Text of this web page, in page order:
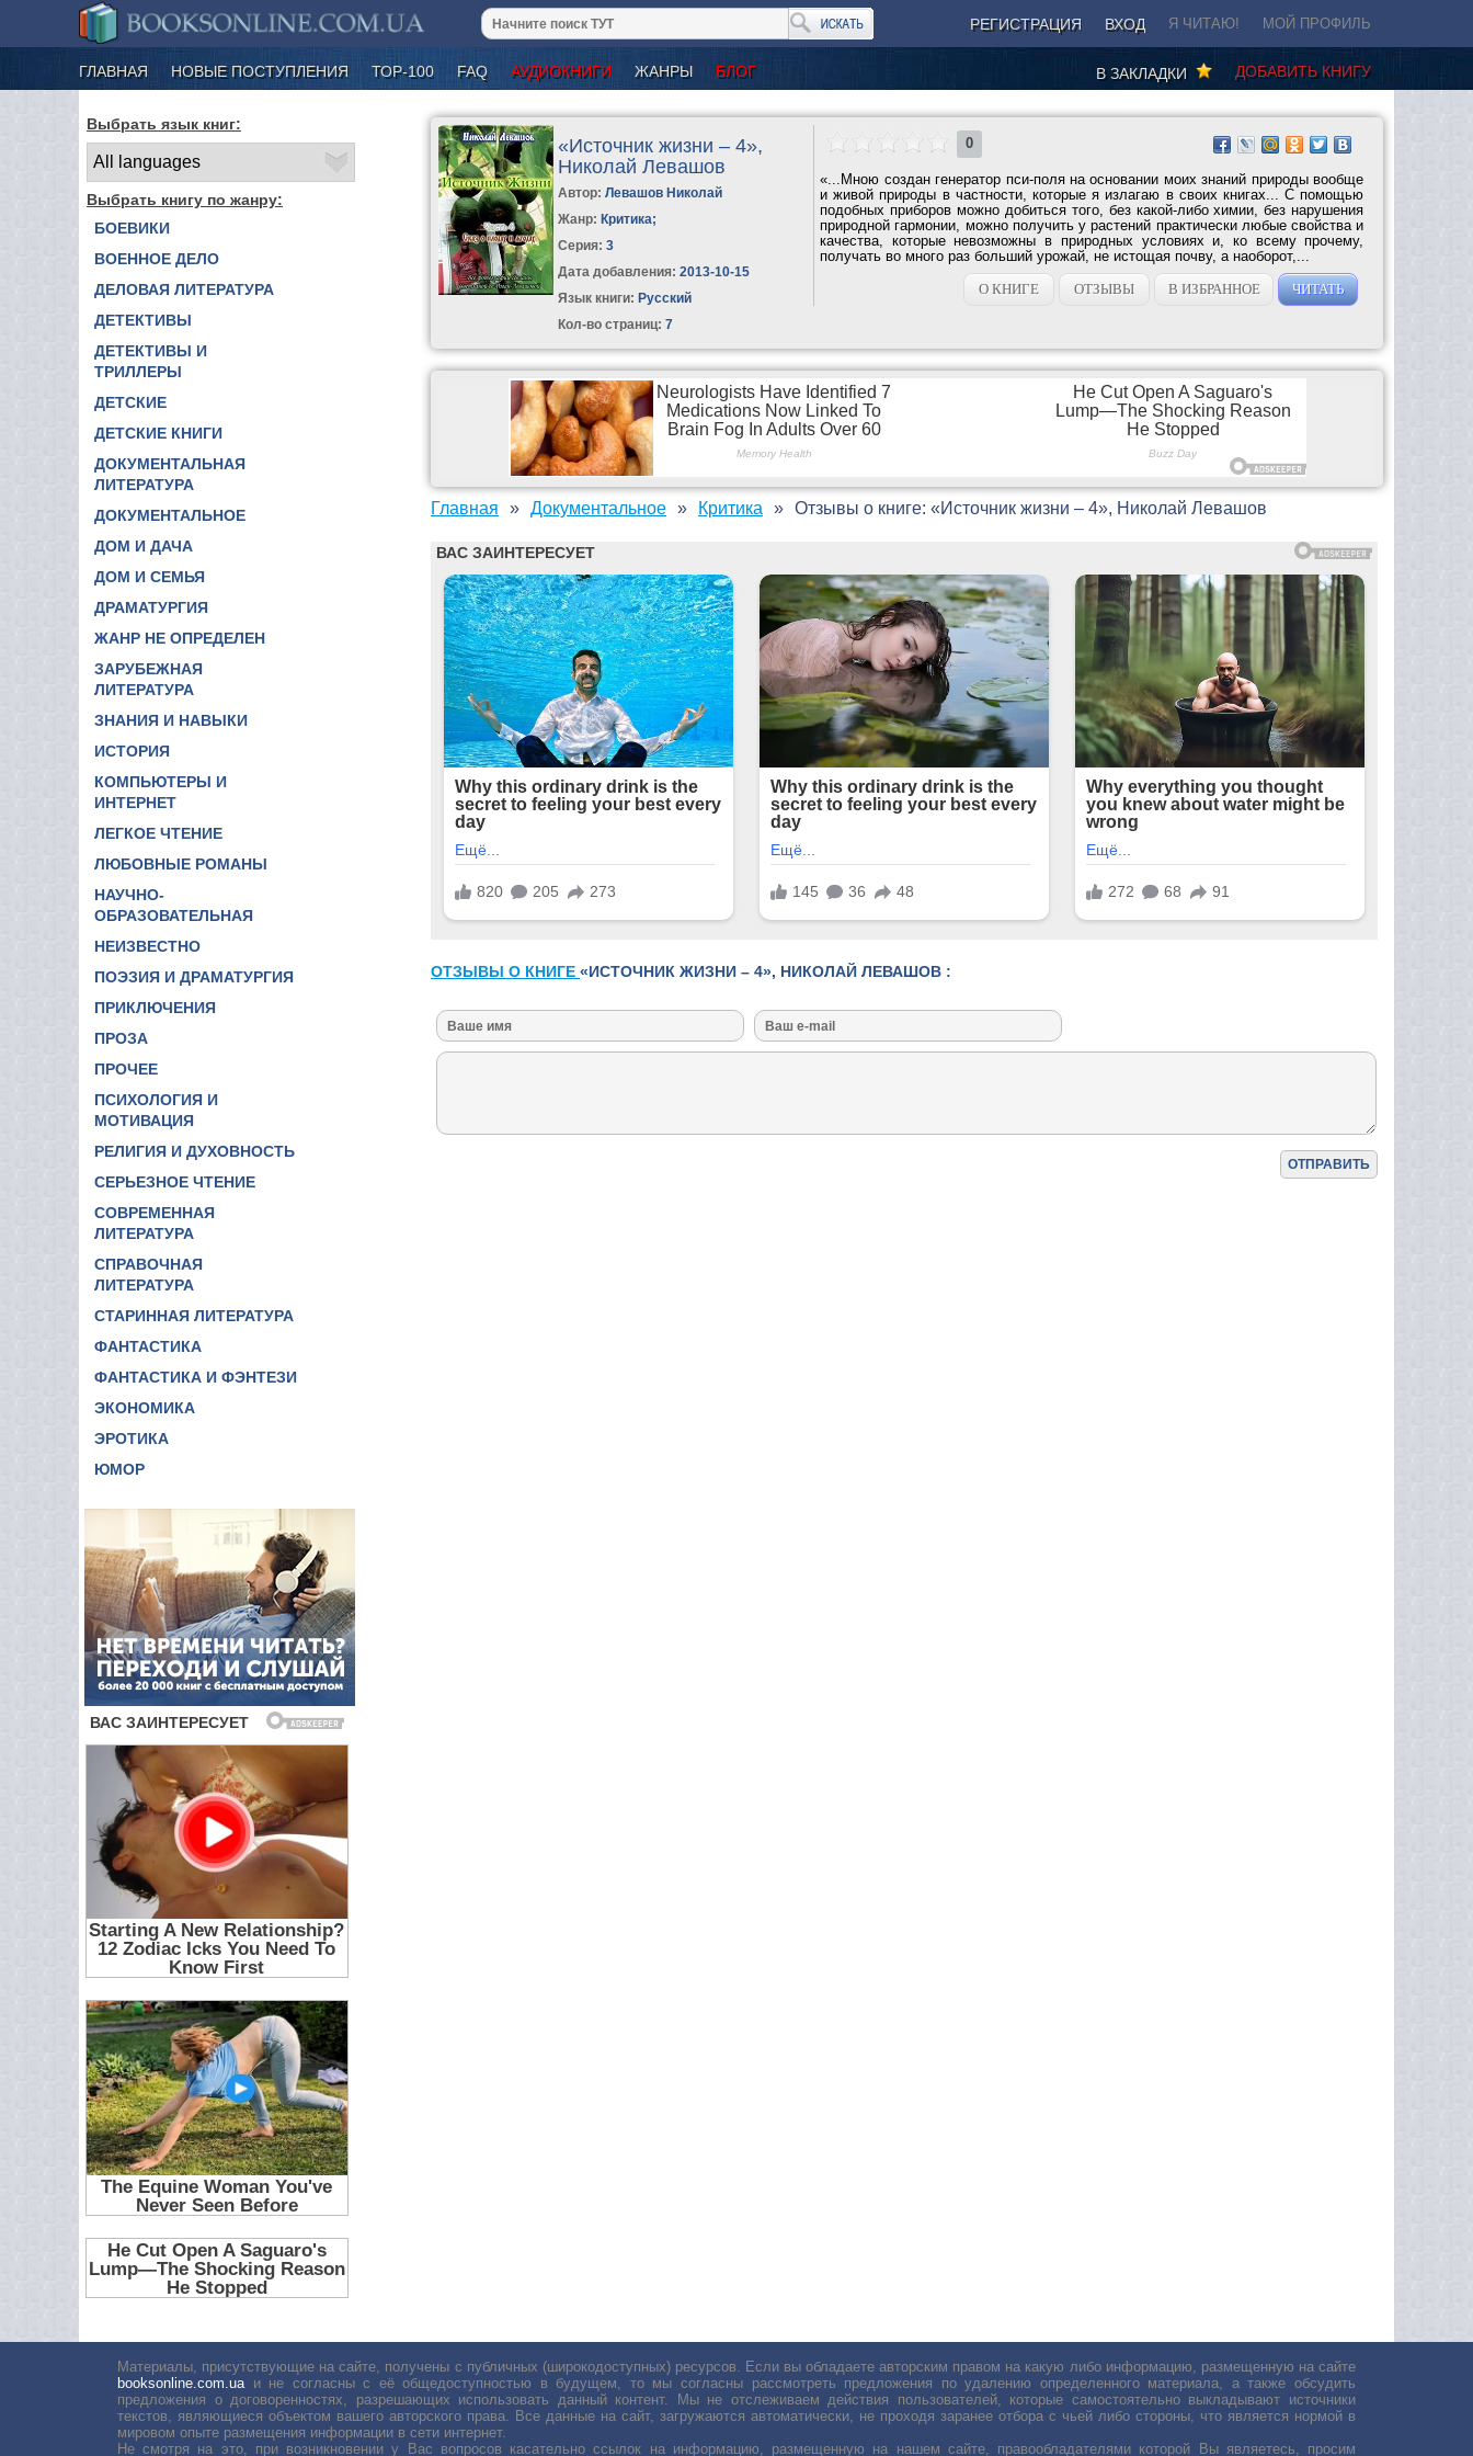
РЕГИСТРАЦИЯ ВХОД Я ЧИТАЮ! МОЙ ПРОФИЛЬ
ГЛАВНАЯ НОВЫЕ ПОСТУПЛЕНИЯ ТОР-100 FAQ АУДИОКНИГИ ЖАНРЫ БЛОГ ДОБАВИТЬ КНИГУ
В ЗАКЛАДКИ
Выбрать язык книг:
Выбрать книгу по жанру:
БОЕВИКИ
ВОЕННОЕ ДЕЛО
ДЕЛОВАЯ ЛИТЕРАТУРА
ДЕТЕКТИВЫ
ДЕТЕКТИВЫ И
ТРИЛЛЕРЫ
ДЕТСКИЕ
ДЕТСКИЕ КНИГИ
ДОКУМЕНТАЛЬНАЯ
ЛИТЕРАТУРА
ДОКУМЕНТАЛЬНОЕ
ДОМ И ДАЧА
ДОМ И СЕМЬЯ
ДРАМАТУРГИЯ
ЖАНР НЕ ОПРЕДЕЛЕН
ЗАРУБЕЖНАЯ
ЛИТЕРАТУРА
ЗНАНИЯ И НАВЫКИ
ИСТОРИЯ
КОМПЬЮТЕРЫ И
ИНТЕРНЕТ
ЛЕГКОЕ ЧТЕНИЕ
ЛЮБОВНЫЕ РОМАНЫ
НАУЧНО-
ОБРАЗОВАТЕЛЬНАЯ
НЕИЗВЕСТНО
ПОЭЗИЯ И ДРАМАТУРГИЯ
ПРИКЛЮЧЕНИЯ
ПРОЗА
ПРОЧЕЕ
ПСИХОЛОГИЯ И
МОТИВАЦИЯ
РЕЛИГИЯ И ДУХОВНОСТЬ
СЕРЬЕЗНОЕ ЧТЕНИЕ
СОВРЕМЕННАЯ
ЛИТЕРАТУРА
СПРАВОЧНАЯ
ЛИТЕРАТУРА
СТАРИННАЯ ЛИТЕРАТУРА
ФАНТАСТИКА
ФАНТАСТИКА И ФЭНТЕЗИ
ЭКОНОМИКА
ЭРОТИКА
ЮМОР
«Источник жизни – 4»,
Николай Левашов
Автор:Левашов Николай
Жанр: Критика;
Серия:3
Дата добавления: 2013-10-15
Язык книги: Русский
Кол-во страниц: 7
0
«...Мною создан генератор пси-поля на основании моих знаний природы вообще
и живой природы в частности, которые я излагаю в своих книгах... С помощью
подобных приборов можно добиться того, без какой-либо химии, без нарушения
природной гармонии, можно получить у растений практически любые свойства и
качества, которые невозможны в природных условиях и, ко всему прочему,
получать во много раз больший урожай, не истощая почву, а наоборот,...
О КНИГЕ
ОТЗЫВЫ В ИЗБРАННОЕ ЧИТАТЬ
Главная Документальное Критика Отзывы о книге: «Источник жизни – 4», Николай Левашов
ОТЗЫВЫ О КНИГЕ «ИСТОЧНИК ЖИЗНИ – 4», НИКОЛАЙ ЛЕВАШОВ :
Материалы, присутствующие на сайте, получены с публичных (широкодоступных) ресурсов. Если вы обладаете авторским правом на какую либо информацию, размещенную на сайте
booksonline.com.ua и не согласны с её общедоступностью в будущем, то мы согласны рассмотреть предложения по удалению определенного материала, а также обсудить
предложения о договоренностях, разрешающих использовать данный контент. Мы не отслеживаем действия пользователей, которые самостоятельно выкладывают источники
текстов, являющиеся объектом вашего авторского права. Все данные на сайт, загружаются автоматически, не проходя заранее отбора с чьей либо стороны, что является нормой в
мировом опыте размещения информации в сети интернет.
Не смотря на это, при возникновении у Вас вопросов касательно ссылок на информацию, размещенную на нашем сайте, правообладателями которой Вы являетесь, просим